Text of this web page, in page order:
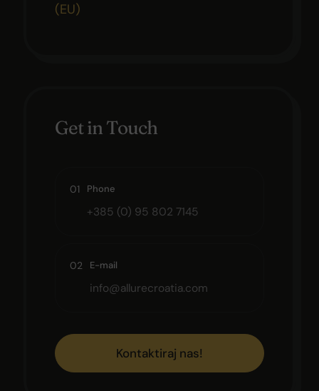
(EU)
Get in Touch
01 Phone
+385 (0) 95 802 7145
02 E-mail
info@allurecroatia.com
Kontaktiraj nas!